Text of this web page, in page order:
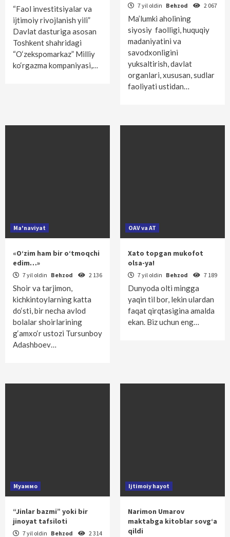
“Faol investitsiyalar va
ijtimoiy rivojlanish yili”
Davlat dasturiga asosan
Toshkent shahridagi
“O‘zekspomarkaz” Milliy
ko‘rgazma kompaniyasi,…
7 yil oldin Behzod 2 067
Ma’lumki aholining
siyosiy faolligi, huquqiy
madaniyatini va
savodxonligini
yuksaltirish, davlat
organlari, xususan, sudlar
faoliyati ustidan…
Ma'naviyat
«O‘zim ham bir o‘tmoqchi
edim…»
7 yil oldin Behzod 2 136
Shoir va tarjimon,
kichkintoylarning katta
do‘sti, bir necha avlod
bolalar shoirlarining
g‘amxo‘r ustozi Tursunboy
Adashboev…
OAV va AT
Xato topgan mukofot
olsa-ya!
7 yil oldin Behzod 7 189
Dunyoda olti mingga
yaqin til bor, lekin ulardan
faqat qirqtasigina amalda
ekan. Biz uchun eng…
Муаммо
“Jinlar bazmi” yoki bir
jinoyat tafsiloti
7 yil oldin Behzod 2 314
Ijtimoiy hayot
Narimon Umarov
maktabga kitoblar sovg‘a
qildi